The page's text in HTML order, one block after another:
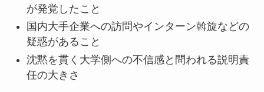
が発覚したこと
国内大手企業への訪問やインターン斡旋などの
疑惑があること
沈黙を貫く大学側への不信感と問われる説明責
任の大きさ